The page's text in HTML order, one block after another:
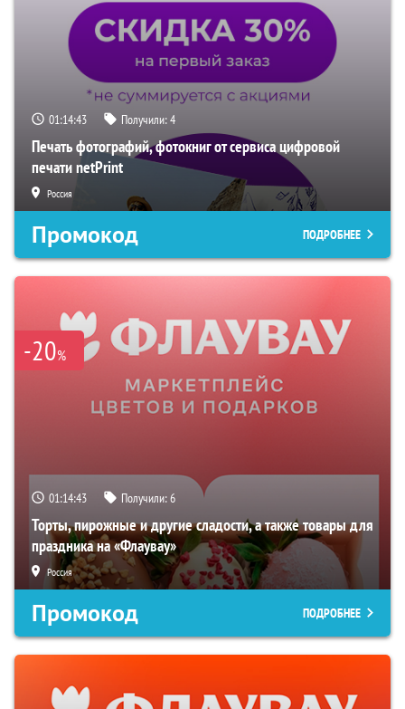
01:14:42 Получили:4
Печать фотографий, фотокниг от сервиса цифровой
печати netPrint
Россия
Промокод ПОДРОБНЕЕ
-20%
01:14:42 Получили:6
Торты, пирожные и другие сладости, а также товары для
праздника на «Флаувау»
Россия
Промокод ПОДРОБНЕЕ